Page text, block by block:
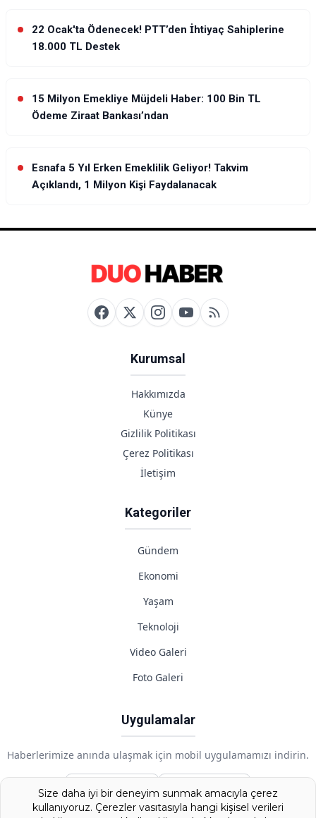
22 Ocak'ta Ödenecek! PTT’den İhtiyaç Sahiplerine
18.000 TL Destek
15 Milyon Emekliye Müjdeli Haber: 100 Bin TL
Ödeme Ziraat Bankası’ndan
Esnafa 5 Yıl Erken Emeklilik Geliyor! Takvim
Açıklandı, 1 Milyon Kişi Faydalanacak
Kurumsal
Hakkımızda
Künye
Gizlilik Politikası
Çerez Politikası
İletişim
Kategoriler
Gündem
Ekonomi
Yaşam
Teknoloji
Video Galeri
Foto Galeri
Uygulamalar
Haberlerimize anında ulaşmak için mobil uygulamamızı indirin.
Google Play App Store
Size daha iyi bir deneyim sunmak amacıyla çerez
kullanıyoruz. Çerezler vasıtasıyla hangi kişisel verileri